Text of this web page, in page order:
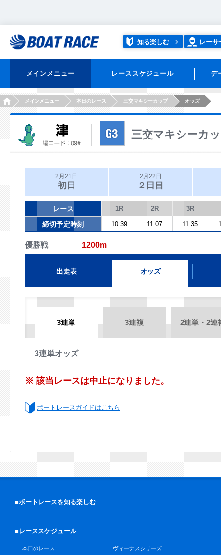
知る楽しむ レーサ
メインメニュー レーススケジュール デ
HOMEメインメニュー 本日のレース 三交マキシーカップ オッズ
三交マキシーカ
2月21日
初日
2月22日
２日目
レース 1R 2R 3R
締切予定時刻 10:39 11:07 11:35
優勝戦 1200m
出走表 オッズ
3連単 3連複 2連単・2連
3連単オッズ
※ 該当レースは中止になりました。
ボートレースガイドはこちら
■ボートレースを知る楽しむ
■レーススケジュール
本日のレース
ヴィーナスシリーズ